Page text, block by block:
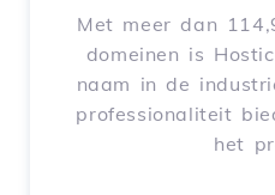
Met meer dan
domeinen is
naam in de
professionaliteit
het